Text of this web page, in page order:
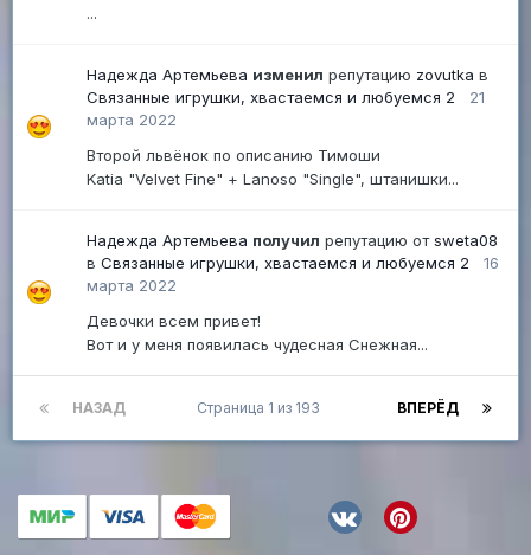
...
Надежда Артемьева изменил репутацию zovutka в
Связанные игрушки, хвастаемся и любуемся 2
21
марта 2022
Второй львёнок по описанию Тимоши
Katia "Velvet Fine" + Lanoso "Single", штанишки...
Надежда Артемьева получил репутацию отsweta08
в Связанные игрушки, хвастаемся и любуемся 2
16
марта 2022
Девочки всем привет!
Вот и у меня появилась чудесная Снежная...
НАЗАД ВПЕРЁД
Страница 1 из 193